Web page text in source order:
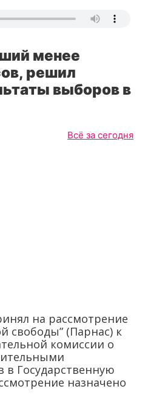
менее
решил
выборов в
Всё за сегодня
на рассмотрение
свободы” (Парнас) к
комиссии о
в Государственную
назначено